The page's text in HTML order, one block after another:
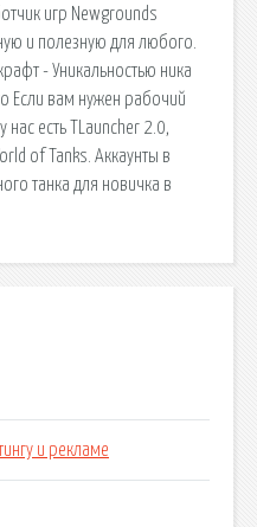
игр Newgrounds
и полезную для любого.
- Уникальностью ника
Если вам нужен рабочий
нас есть TLauncher 2.0,
of Tanks. Аккаунты в
танка для новичка в
и рекламе